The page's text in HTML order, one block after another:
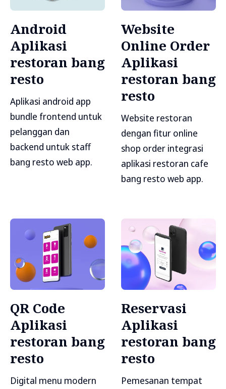
Android
Aplikasi
restoran bang
resto
Aplikasi android app
bundle frontend untuk
pelanggan dan
backend untuk staff
bang resto web app.
Website
Online Order
Aplikasi
restoran bang
resto
Website restoran
dengan fitur online
shop order integrasi
aplikasi restoran cafe
bang resto web app.
QR Code
Aplikasi
restoran bang
resto
Digital menu modern
Reservasi
Aplikasi
restoran bang
resto
Pemesanan tempat